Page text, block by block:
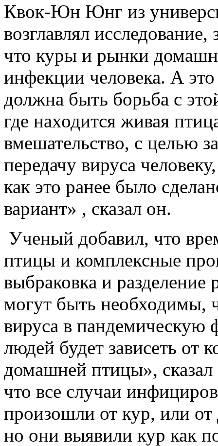
Квок-Юн Юнг из
возглавлял
что куры и рынки
инфекции человека. А
должна быть борьба с
где находится живая
вмешательство, с целью
передачу вируса
как это ранее было
вариант» , сказал он.
Ученый добавил, что
птицы и комплексные
выбраковка и
могут быть необходимы,
вируса в пандемическую
людей будет зависеть от
домашней птицы»,
что все случаи
произошли от кур, или
но они выявили кур как